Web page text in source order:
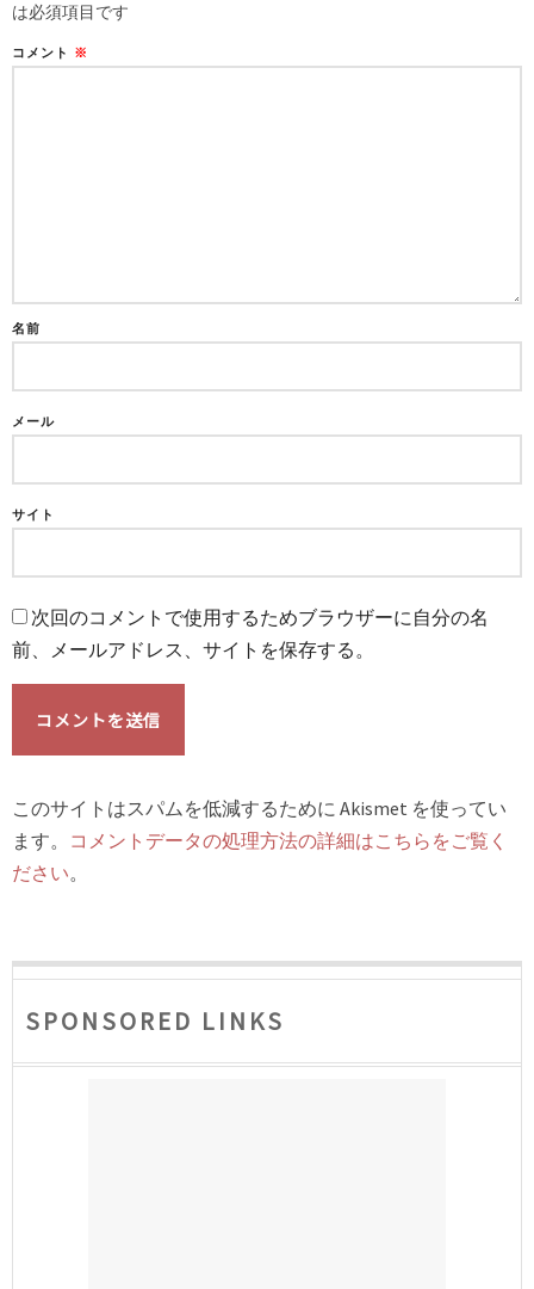
は必須項目です
コメント ※
名前
メール
サイト
次回のコメントで使用するためブラウザーに自分の名
前、メールアドレス、サイトを保存する。
このサイトはスパムを低減するために Akismet を使ってい
ます。 コメントデータの処理方法の詳細はこちらをご覧く
ださい。
SPONSORED LINKS